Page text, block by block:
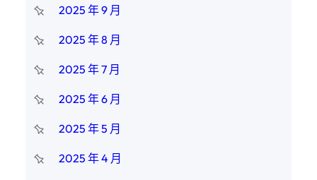
2025 年 9 月
2025 年 8 月
2025 年 7 月
2025 年 6 月
2025 年 5 月
2025 年 4 月